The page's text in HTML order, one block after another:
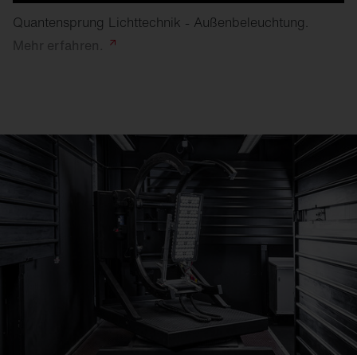
Quantensprung Lichttechnik - Außenbeleuchtung.
Mehr erfahren.